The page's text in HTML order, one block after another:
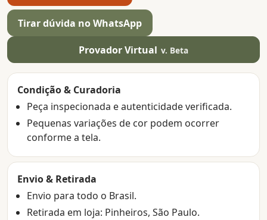
Tirar dúvida no WhatsApp
Provador Virtual v. Beta
Condição & Curadoria
Peça inspecionada e autenticidade verificada.
Pequenas variações de cor podem ocorrer
conforme a tela.
Envio & Retirada
Envio para todo o Brasil.
Retirada em loja: Pinheiros, São Paulo.